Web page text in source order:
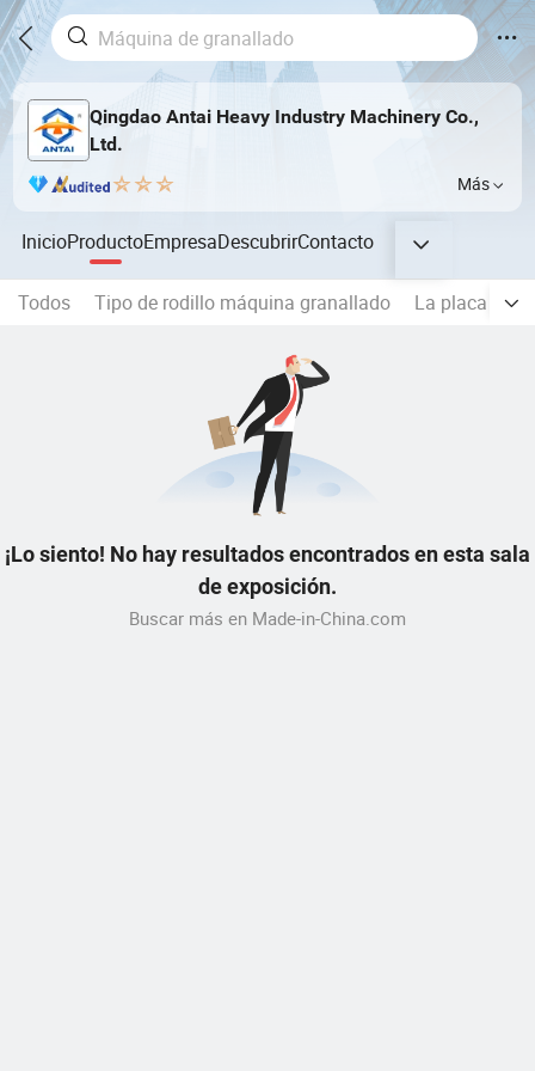
Qingdao Antai Heavy Industry Machinery Co.,
Ltd.
Más
InicioProductoEmpresaDescubrirContacto
Todos Tipo de rodillo máquina granallado La placa de
¡Lo siento! No hay resultados encontrados en esta sala
de exposición.
Buscar más en Made-in-China.com